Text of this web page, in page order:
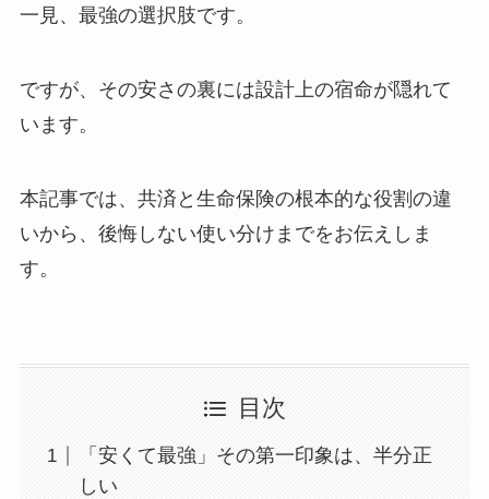
一見、最強の選択肢です。
ですが、その安さの裏には設計上の宿命が隠れて
います。
本記事では、共済と生命保険の根本的な役割の違
いから、後悔しない使い分けまでをお伝えしま
す。
目次
「安くて最強」その第一印象は、半分正
しい